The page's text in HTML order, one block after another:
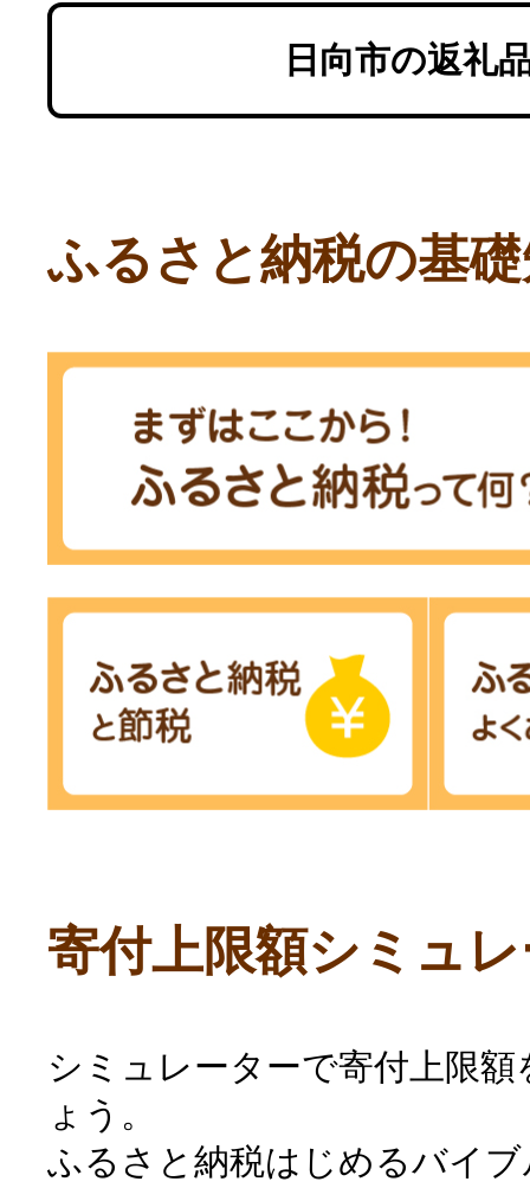
日向市の返礼
ふるさと納税の基
寄付上限額シミュ
シミュレーターで寄付上限
ょう。
ふるさと納税はじめるバイ